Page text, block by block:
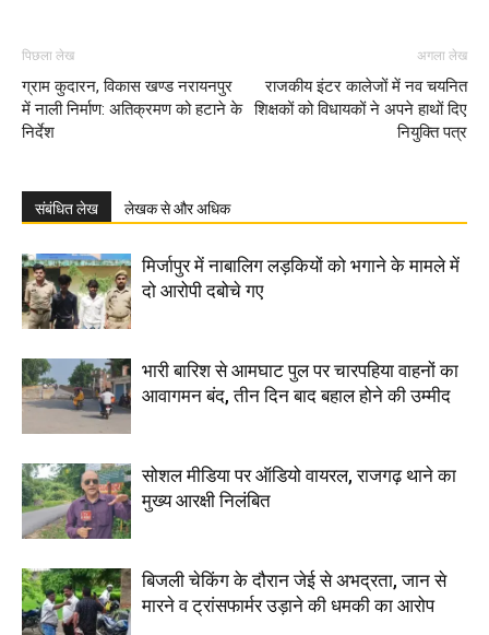
पिछला लेख
ग्राम कुदारन, विकास खण्ड नरायनपुर
में नाली निर्माण: अतिक्रमण को हटाने के
निर्देश
अगला लेख
राजकीय इंटर कालेजों में नव चयनित
शिक्षकों को विधायकों ने अपने हाथों दिए
नियुक्ति पत्र
संबंधित लेख लेखक से और अधिक
मिर्जापुर में नाबालिग लड़कियों को भगाने के मामले में
दो आरोपी दबोचे गए
भारी बारिश से आमघाट पुल पर चारपहिया वाहनों का
आवागमन बंद, तीन दिन बाद बहाल होने की उम्मीद
सोशल मीडिया पर ऑडियो वायरल, राजगढ़ थाने का
मुख्य आरक्षी निलंबित
बिजली चेकिंग के दौरान जेई से अभद्रता, जान से
मारने व ट्रांसफार्मर उड़ाने की धमकी का आरोप